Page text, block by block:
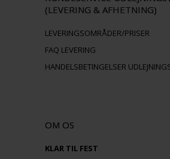
(LEVERING & AFHETNING)
LEVERINGSOMRÅDER/PRISER
FAQ LEVERING
HANDELSBETINGELSER
OM OS
KLAR TIL FEST